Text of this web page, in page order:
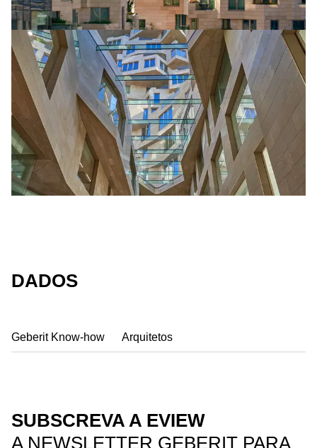
DADOS
Geberit Know-how Arquitetos
SUBSCREVA A EVIEW
A NEWSLETTER GEBERIT PARA